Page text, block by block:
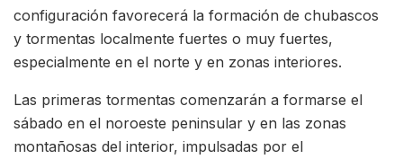
configuración favorecerá la formación de chubascos
y tormentas localmente fuertes o muy fuertes,
especialmente en el norte y en zonas interiores.
Las primeras tormentas comenzarán a formarse el
sábado en el noroeste peninsular y en las zonas
montañosas del interior, impulsadas por el